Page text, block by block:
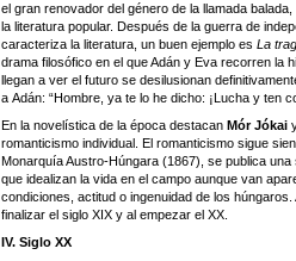
el gran renovador del género de la llamada
la literatura popular. Después de la guerra de
caracteriza la literatura, un buen ejemplo es La
drama filosófico en el que Adán y Eva recorren la
llegan a ver el futuro se desilusionan
a Adán: “Hombre, ya te lo he dicho: ¡Lucha y ten
En la novelística de la época destacan Mór Jókai
romanticismo individual. El romanticismo sigue
Monarquía Austro-Húngara (1867), se publica
que idealizan la vida en el campo aunque van
condiciones, actitud o ingenuidad de los
finalizar el siglo XIX y al empezar el XX.
IV. Siglo XX